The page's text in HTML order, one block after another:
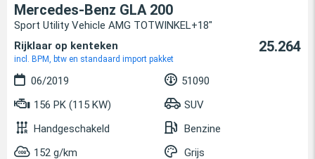
Mercedes-Benz GLA 200
Sport Utility Vehicle AMG TOTWINKEL+18"
Rijklaar op kenteken
incl. BPM, btw en standaard import pakket
25.264
06/2019
51090
156 PK (115 KW)
SUV
Handgeschakeld
Benzine
152 g/km
Grijs